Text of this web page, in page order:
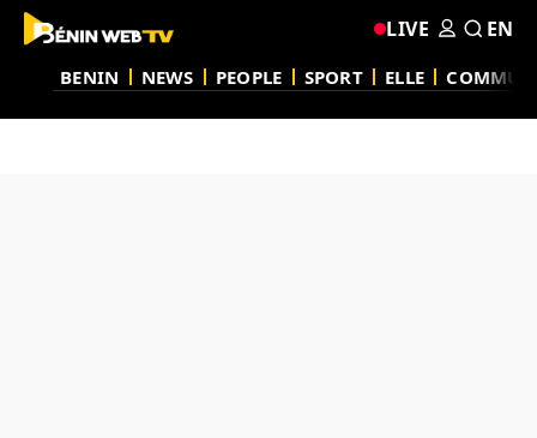
BENIN NEWS PEOPLE SPORT ELLE
LIVE EN